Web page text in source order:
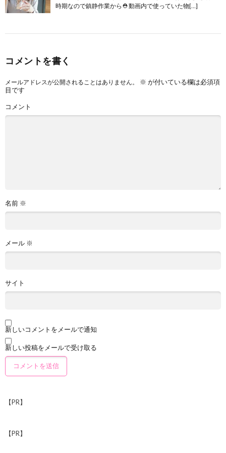
時期なので鎮静作業から⛑ 動画内で使っていた物[…]
コメントを書く
メールアドレスが公開されることはありません。 ※ が付いている欄は必須項
目です
コメント
名前 ※
メール ※
サイト
新しいコメントをメールで通知
新しい投稿をメールで受け取る
【PR】
【PR】